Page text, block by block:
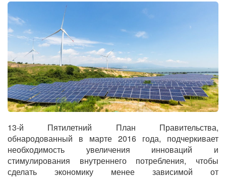
13-й Пятилетний План Правительства,
обнародованный в марте 2016 года, подчеркивает
необходимость увеличения инноваций и
стимулирования внутреннего потребления, чтобы
сделать экономику менее зависимой от